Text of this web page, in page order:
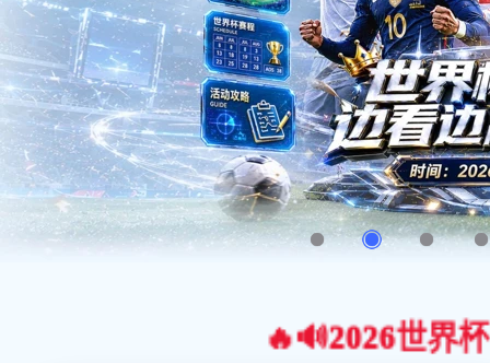
🔥🔊2026世界杯官网